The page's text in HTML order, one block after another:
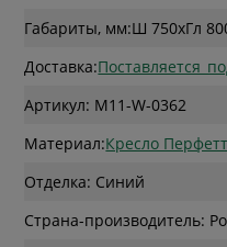
Габариты, мм:Ш 750xГл
Доставка:
Артикул: M11-W-0362
Материал:Кресло
Отделка: Синий
Страна-производитель: